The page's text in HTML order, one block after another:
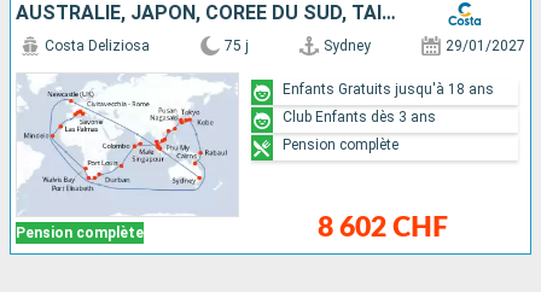
AUSTRALIE, JAPON, CORÉE DU SUD, TAÏWAN, CHINE, VIETNAM, SINGAPOUR, MALAISIE, SRI LANKA, MALDIVES, MAURICE, AFRIQUE DU SUD, NAMIBIA, CAP VERT, ITALIE
Pension complète
Costa Deliziosa 75 j Sydney 29/01/2027
8 602 CHF
Enfants Gratuits jusqu'à 18 ans
Club Enfants dès 3 ans
Pension complète